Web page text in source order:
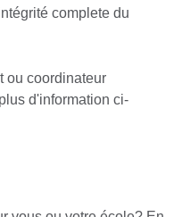
complete du
ou coordinateur
d'information ci-